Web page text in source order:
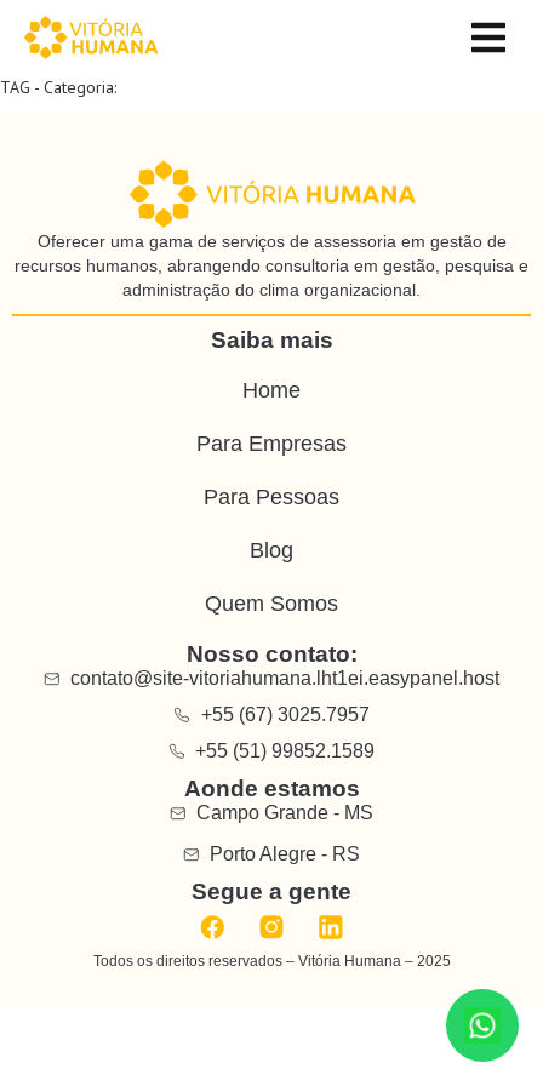
TAG - Categoria:
Oferecer uma gama de serviços de assessoria em gestão de
recursos humanos, abrangendo consultoria em gestão, pesquisa e
administração do clima organizacional.
Saiba mais
Home
Para Empresas
Para Pessoas
Blog
Quem Somos
Nosso contato:
contato@site-vitoriahumana.lht1ei.easypanel.host
+55 (67) 3025.7957
+55 (51) 99852.1589
Aonde estamos
Campo Grande - MS
Porto Alegre - RS
Segue a gente
Todos os direitos reservados – Vitória Humana – 2025